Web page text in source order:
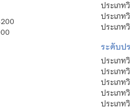
ประเภท
ประเภท
ประเภท
ระดับป
ประเภท
ประเภท
ประเภท
ประเภท
ประเภท